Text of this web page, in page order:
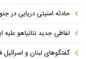
حادثه امنیتی دریایی در
لفاظی جدید نتانیاهو علیه
گفتگوهای لبنان و